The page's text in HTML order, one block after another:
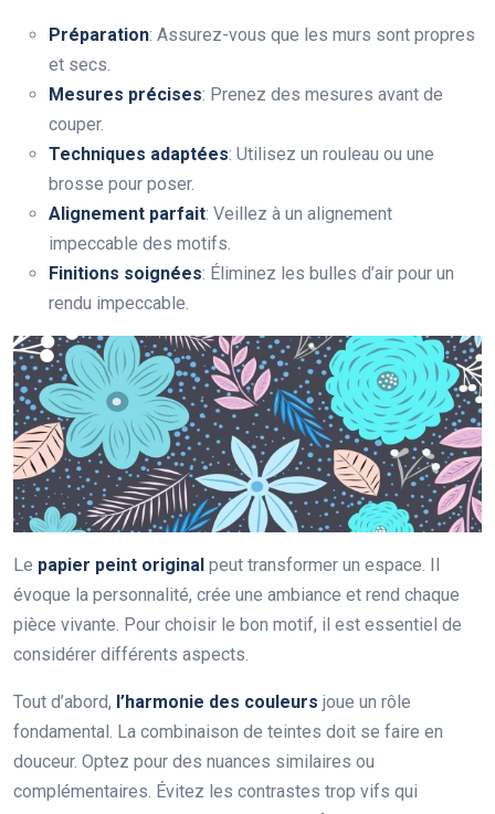
Préparation: Assurez-vous que les murs sont propres
et secs.
Mesures précises: Prenez des mesures avant de
couper.
Techniques adaptées: Utilisez un rouleau ou une
brosse pour poser.
Alignement parfait: Veillez à un alignement
impeccable des motifs.
Finitions soignées: Éliminez les bulles d’air pour un
rendu impeccable.
Le papier peint original peut transformer un espace. Il
évoque la personnalité, crée une ambiance et rend chaque
pièce vivante. Pour choisir le bon motif, il est essentiel de
considérer différents aspects.
Tout d’abord, l’harmonie des couleurs joue un rôle
fondamental. La combinaison de teintes doit se faire en
douceur. Optez pour des nuances similaires ou
complémentaires. Évitez les contrastes trop vifs qui